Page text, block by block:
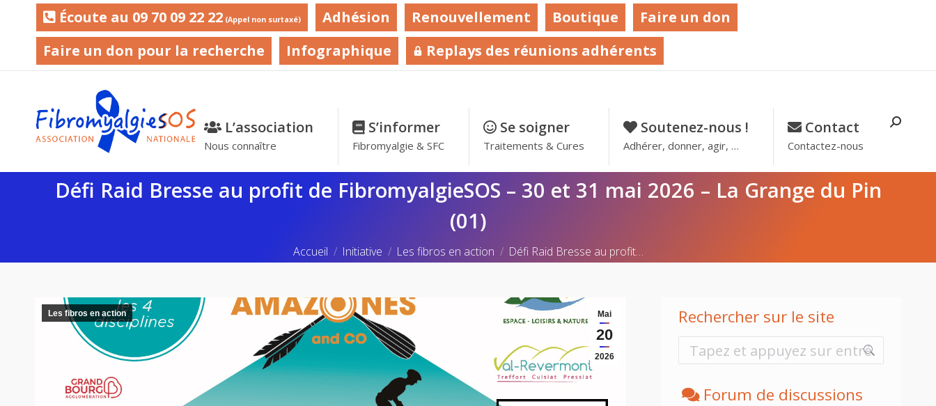
Écoute au 09 70 09 22 22 (Appel non surtaxé) Adhésion Renouvellement Boutique
Faire un don
Faire un don pour la recherche
Infographique Replays des réunions adhérents
L’association
Nous connaître
S’informer–
Fibromyalgie & SFC
Se soigner–
Traitements & Cures
Soutenez-nous !
Adhérer, donner, agir, …
Contact
Contactez-nous
Défi Raid Bresse au profit de FibromyalgieSOS – 30 et 31 mai 2026 – La Grange du Pin
(01)
Vous êtes ici :
Accueil Initiative Les fibros en action Défi Raid Bresse au profit…
Mai
20
2026
Les fibros en action Rechercher sur le site
Recherche
Forum de discussions